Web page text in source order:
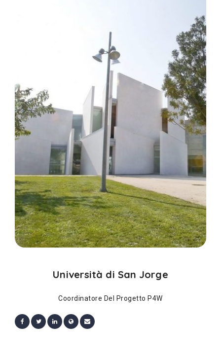
Università di San Jorge
Coordinatore Del Progetto P4W